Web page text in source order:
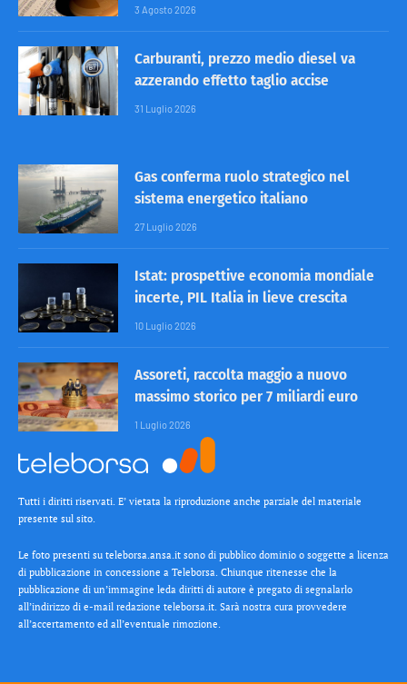
3 Agosto 2026
Carburanti, prezzo medio diesel va
azzerando effetto taglio accise
31 Luglio 2026
Gas conferma ruolo strategico nel
sistema energetico italiano
27 Luglio 2026
Istat: prospettive economia mondiale
incerte, PIL Italia in lieve crescita
10 Luglio 2026
Assoreti, raccolta maggio a nuovo
massimo storico per 7 miliardi euro
1 Luglio 2026
Tutti i diritti riservati. E’ vietata la riproduzione anche parziale del materiale
presente sul sito.
Le foto presenti su teleborsa.ansa.it sono di pubblico dominio o soggette a licenza
di pubblicazione in concessione a Teleborsa. Chiunque ritenesse che la
pubblicazione di un’immagine leda diritti di autore è pregato di segnalarlo
all’indirizzo di e-mail redazione teleborsa.it. Sarà nostra cura provvedere
all’accertamento ed all’eventuale rimozione.